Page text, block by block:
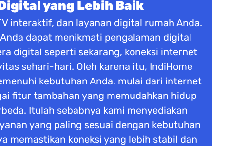
yang Lebih Baik
interaktif, dan layanan digital rumah Anda.
dapat menikmati pengalaman digital
digital seperti sekarang, koneksi internet
sehari-hari. Oleh karena itu, IndiHome
kebutuhan Anda, mulai dari internet
fitur tambahan yang memudahkan hidup
Itulah sebabnya kami menyediakan
yang paling sesuai dengan kebutuhan
memastikan koneksi yang lebih stabil dan